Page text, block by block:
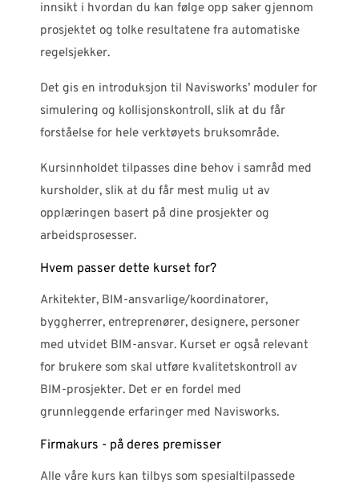
innsikt i hvordan du kan følge opp saker gjennom
prosjektet og tolke resultatene fra automatiske
regelsjekker.
Det gis en introduksjon til Navisworks’ moduler for
simulering og kollisjonskontroll, slik at du får
forståelse for hele verktøyets bruksområde.
Kursinnholdet tilpasses dine behov i samråd med
kursholder, slik at du får mest mulig ut av
opplæringen basert på dine prosjekter og
arbeidsprosesser.
Hvem passer dette kurset for?
Arkitekter, BIM-ansvarlige/koordinatorer,
byggherrer, entreprenører, designere, personer
med utvidet BIM-ansvar.​ Kurset er også relevant
for brukere som skal utføre kvalitetskontroll av
BIM-prosjekter. Det er en fordel med
grunnleggende erfaringer med Navisworks.
Firmakurs - på deres premisser
Alle våre kurs kan tilbys som spesialtilpassede